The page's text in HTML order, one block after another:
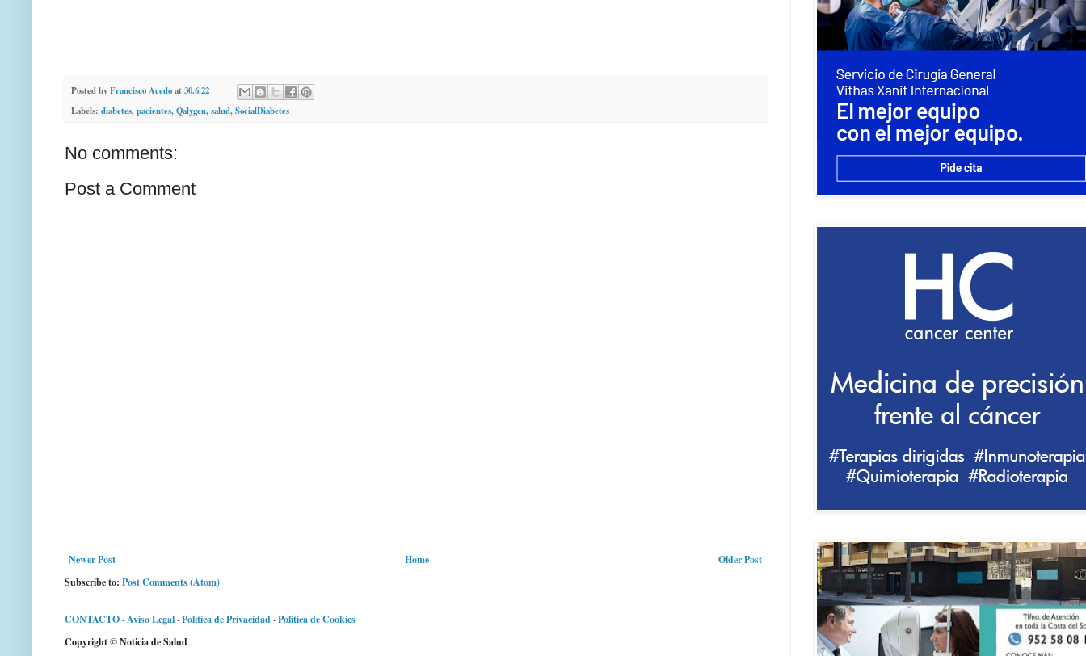
Posted byFrancisco Acedoat 30.6.22
Labels: diabetes,pacientes,Qalygen,salud,SocialDiabetes
No comments:
Post a Comment
Newer Post Older Post
Home
Subscribe to: Post Comments (Atom)
CONTACTO·Aviso Legal·Política de Privacidad·Política de Cookies
Copyright © Noticia de Salud